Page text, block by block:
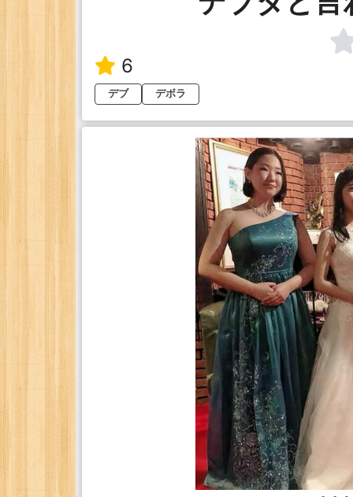
6
デブ デボラ